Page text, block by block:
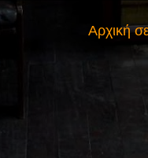
Αρχική